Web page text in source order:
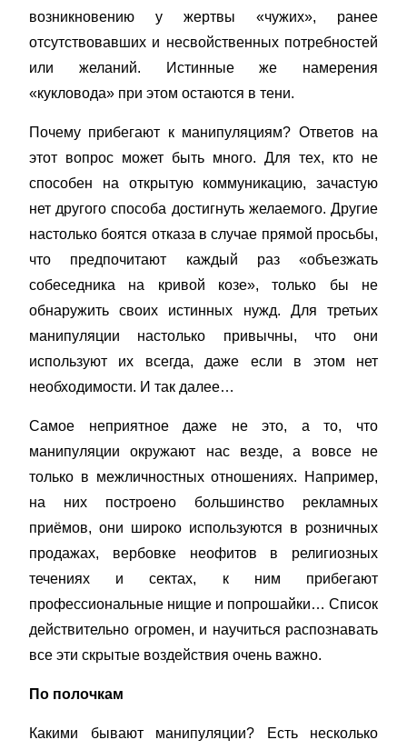
возникновению у жертвы «чужих», ранее
отсутствовавших и несвойственных потребностей
или желаний. Истинные же намерения
«кукловода» при этом остаются в тени.
Почему прибегают к манипуляциям? Ответов на
этот вопрос может быть много. Для тех, кто не
способен на открытую коммуникацию, зачастую
нет другого способа достигнуть желаемого. Другие
настолько боятся отказа в случае прямой просьбы,
что предпочитают каждый раз «объезжать
собеседника на кривой козе», только бы не
обнаружить своих истинных нужд. Для третьих
манипуляции настолько привычны, что они
используют их всегда, даже если в этом нет
необходимости. И так далее…
Самое неприятное даже не это, а то, что
манипуляции окружают нас везде, а вовсе не
только в межличностных отношениях. Например,
на них построено большинство рекламных
приёмов, они широко используются в розничных
продажах, вербовке неофитов в религиозных
течениях и сектах, к ним прибегают
профессиональные нищие и попрошайки… Список
действительно огромен, и научиться распознавать
все эти скрытые воздействия очень важно.
По полочкам
Какими бывают манипуляции? Есть несколько